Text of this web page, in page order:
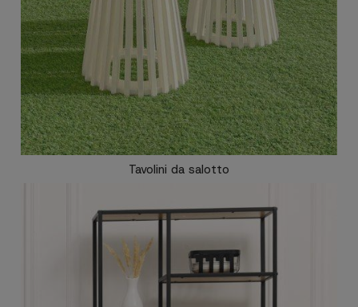
Tavolini da salotto